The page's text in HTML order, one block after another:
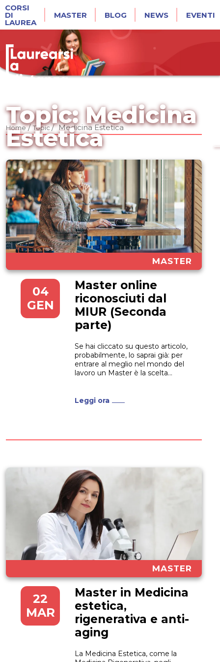
CORSI
DI
LAUREA
MASTER BLOG NEWS EVENTI
Topic: Medicina
Estetica
Home/ Topic/ Medicina Estetica
MASTER
04
GEN
Master online
riconosciuti dal
MIUR (Seconda
parte)
Se hai cliccato su questo articolo,
probabilmente, lo saprai già: per
entrare al meglio nel mondo del
lavoro un Master è la scelta
settore professionale è in rapido
Leggi ora
MASTER
22
MAR
Master in Medicina
estetica,
rigenerativa e anti-
aging
La Medicina Estetica, come la